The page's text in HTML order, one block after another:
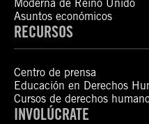
Moderna de Reino Unido
Asuntos económicos
RECURSOS
Centro de prensa
Educación en Derechos
Cursos de derechos
INVOLÚCRATE